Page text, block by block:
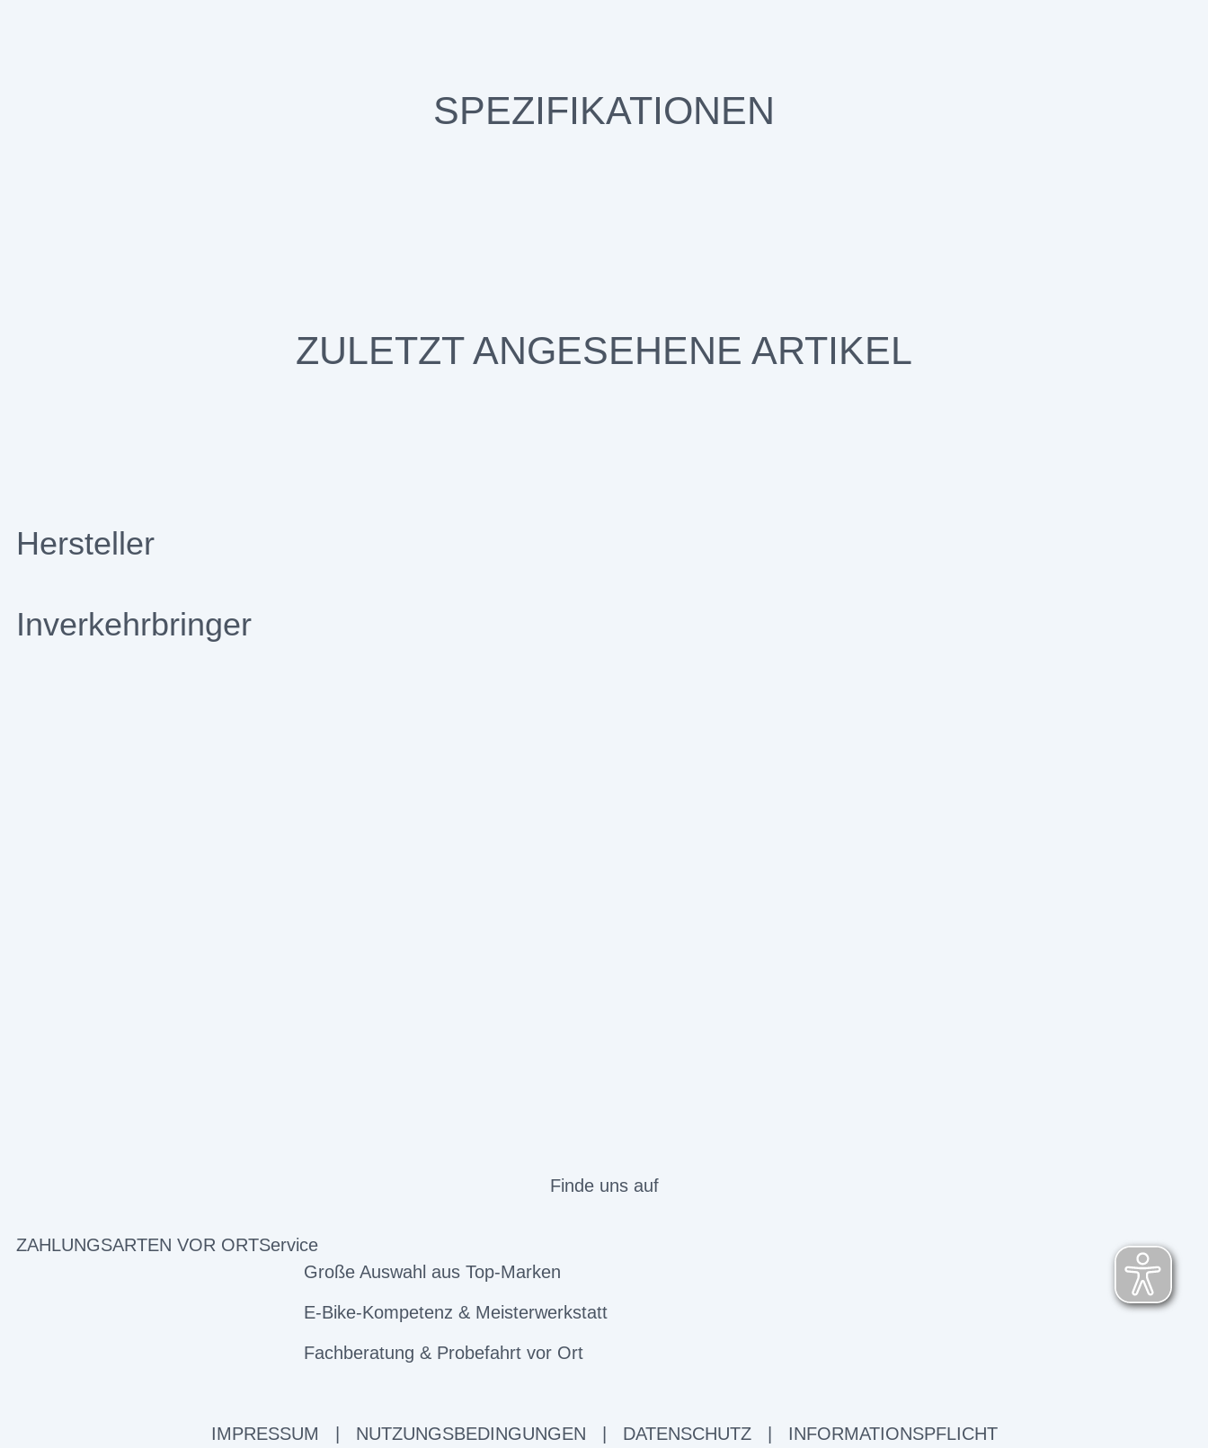
SPEZIFIKATIONEN
ZULETZT ANGESEHENE ARTIKEL
Hersteller
Inverkehrbringer
Finde uns auf
ZAHLUNGSARTEN VOR ORTService
Große Auswahl aus Top-Marken
E-Bike-Kompetenz & Meisterwerkstatt
Fachberatung & Probefahrt vor Ort
IMPRESSUM NUTZUNGSBEDINGUNGEN DATENSCHUTZ INFORMATIONSPFLICHT